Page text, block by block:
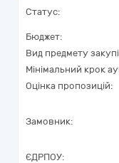
Статус:
Бюджет:
Вид предмету
Мінімальний крок
Оцінка пропозицій:
Замовник:
ЄДРПОУ: